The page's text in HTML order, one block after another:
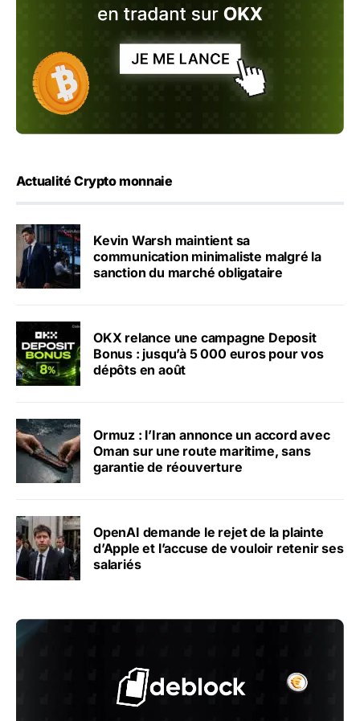
Actualité Crypto monnaie
Kevin Warsh maintient sa
communication minimaliste malgré la
sanction du marché obligataire
OKX relance une campagne Deposit
Bonus : jusqu’à 5 000 euros pour vos
dépôts en août
Ormuz : l’Iran annonce un accord avec
Oman sur une route maritime, sans
garantie de réouverture
OpenAI demande le rejet de la plainte
d’Apple et l’accuse de vouloir retenir ses
salariés